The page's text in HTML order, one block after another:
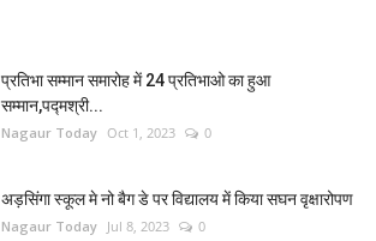
प्रतिभा सम्मान समारोह में 24 प्रतिभाओ का हुआ
सम्मान,पद्मश्री...
Nagaur Today Oct 1, 2023 0
अड़सिंगा स्कूल मे नो बैग डे पर विद्यालय में किया सघन वृक्षारोपण
Nagaur Today Jul 8, 2023 0